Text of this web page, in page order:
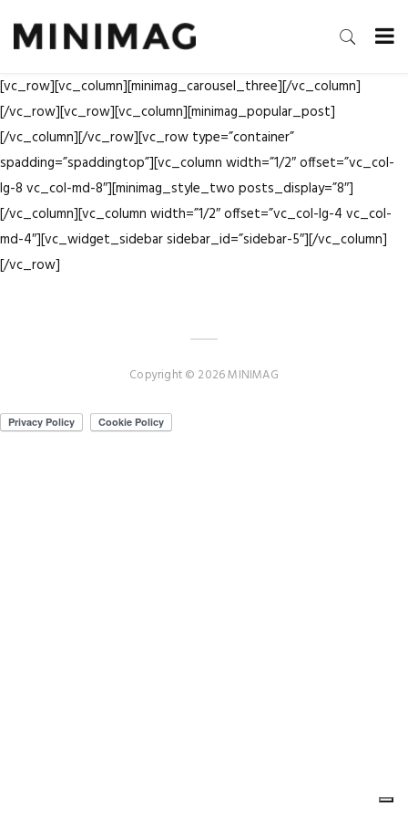
[vc_row][vc_column][minimag_carousel_three][/vc_column]
[/vc_row][vc_row][vc_column][minimag_popular_post]
[/vc_column][/vc_row][vc_row type=”container”
spadding=”spaddingtop”][vc_column width=”1/2″ offset=”vc_col-
lg-8 vc_col-md-8″][minimag_style_two posts_display=”8″]
[/vc_column][vc_column width=”1/2″ offset=”vc_col-lg-4 vc_col-
md-4″][vc_widget_sidebar sidebar_id=”sidebar-5″][/vc_column]
[/vc_row]
Copyright © 2026 MINIMAG